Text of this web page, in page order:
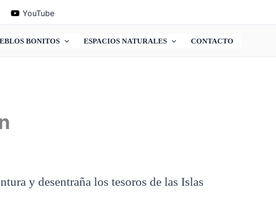
YouTube
BONITOS ESPACIOS NATURALES CONTACTO
y desentraña los tesoros de las Islas